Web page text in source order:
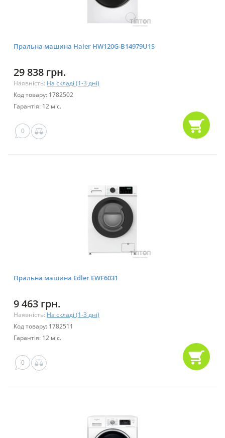
Пральна машина Haier HW120G-B14979U1S
29 838 грн.
Наявність: На складі (1-3 дні)
Код товару: 1782502
Гарантія: 12 міс.
0
Пральна машина Edler EWF6031
9 463 грн.
Наявність: На складі (1-3 дні)
Код товару: 1782511
Гарантія: 12 міс.
0